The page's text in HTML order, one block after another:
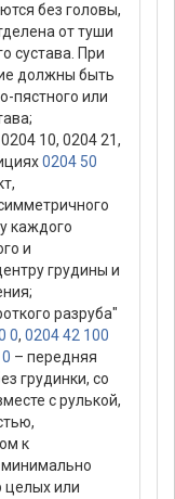
без головы,
от туши
сустава. При
должны быть
пястного или
10, 0204 21,
0204 50
каждого
и
грудины и
разруба"
0, 0204 42 100
– передняя
грудинки, со
с рулькой,
к
целых или